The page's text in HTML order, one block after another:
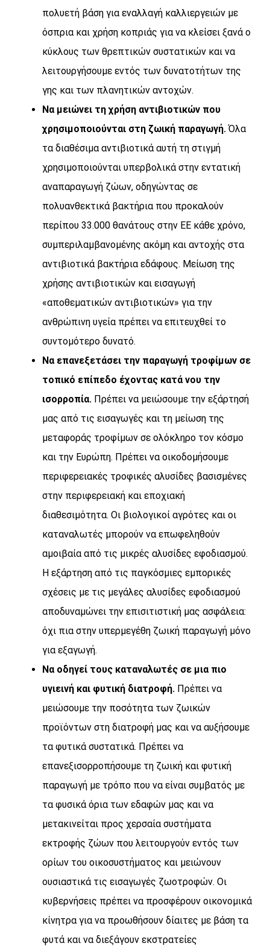
πολυετή βάση για εναλλαγή καλλιεργειών με
όσπρια και χρήση κοπριάς για να κλείσει ξανά ο
κύκλους των θρεπτικών συστατικών και να
λειτουργήσουμε εντός των δυνατοτήτων της
γης και των πλανητικών αντοχών.
Να μειώνει τη χρήση αντιβιοτικών που
χρησιμοποιούνται στη ζωική παραγωγή. Όλα
τα διαθέσιμα αντιβιοτικά αυτή τη στιγμή
χρησιμοποιούνται υπερβολικά στην εντατική
αναπαραγωγή ζώων, οδηγώντας σε
πολυανθεκτικά βακτήρια που προκαλούν
περίπου 33.000 θανάτους στην ΕΕ κάθε χρόνο,
συμπεριλαμβανομένης ακόμη και αντοχής στα
αντιβιοτικά βακτήρια εδάφους. Μείωση της
χρήσης αντιβιοτικών και εισαγωγή
«αποθεματικών αντιβιοτικών» για την
ανθρώπινη υγεία πρέπει να επιτευχθεί το
συντομότερο δυνατό.
Να επανεξετάσει την παραγωγή τροφίμων σε
τοπικό επίπεδο έχοντας κατά νου την
ισορροπία. Πρέπει να μειώσουμε την εξάρτησή
μας από τις εισαγωγές και τη μείωση της
μεταφοράς τροφίμων σε ολόκληρο τον κόσμο
και την Ευρώπη. Πρέπει να οικοδομήσουμε
περιφερειακές τροφικές αλυσίδες βασισμένες
στην περιφερειακή και εποχιακή
διαθεσιμότητα. Οι βιολογικοί αγρότες και οι
καταναλωτές μπορούν να επωφεληθούν
αμοιβαία από τις μικρές αλυσίδες εφοδιασμού.
Η εξάρτηση από τις παγκόσμιες εμπορικές
σχέσεις με τις μεγάλες αλυσίδες εφοδιασμού
αποδυναμώνει την επισιτιστική μας ασφάλεια:
όχι πια στην υπερμεγέθη ζωική παραγωγή μόνο
για εξαγωγή.
Να οδηγεί τους καταναλωτές σε μια πιο
υγιεινή και φυτική διατροφή. Πρέπει να
μειώσουμε την ποσότητα των ζωικών
προϊόντων στη διατροφή μας και να αυξήσουμε
τα φυτικά συστατικά. Πρέπει να
επανεξισορροπήσουμε τη ζωική και φυτική
παραγωγή με τρόπο που να είναι συμβατός με
τα φυσικά όρια των εδαφών μας και να
μετακινείται προς χερσαία συστήματα
εκτροφής ζώων που λειτουργούν εντός των
ορίων του οικοσυστήματος και μειώνουν
ουσιαστικά τις εισαγωγές ζωοτροφών. Οι
κυβερνήσεις πρέπει να προσφέρουν οικονομικά
κίνητρα για να προωθήσουν δίαιτες με βάση τα
φυτά και να διεξάγουν εκστρατείες